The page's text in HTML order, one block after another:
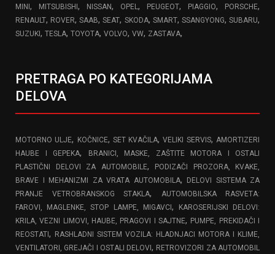
MINI , MITSUBISHI , NISSAN, OPEL, PEUGEOT, PIAGGIO, PORSCHE,
RENAULT, ROVER,SAAB,SEAT, SKODA, SMART, SSANGYONG,SUBARU,
SUZUKI , TESLA, TOYOTA, VOLVO, VW, ZASTAVA,
PRETRAGA PO KATEGORIJAMA
DELOVA
MOTORNO ULJE, KOČNICE, SET KVAČILA,VELIKI SERVIS,AMORTIZERI
HAUBE I GEPEKA,
BRANICI, MASKE, ZAŠTITE MOTORA I OSTALI
PLASTIČNI DELOVI ZA AUTOMOBILE,
PODIZAČI PROZORA, KVAKE,
BRAVE I MEHANIZMI ZA VRATA AUTOMOBILA,
DELOVI SISTEMA ZA
PRANJE VETROBRANSKOG STAKLA,
AUTOMOBILSKA RASVETA:
FAROVI, MAGLENKE, STOP LAMPE, MIGAVCI ,
KAROSERIJSKI DELOVI:
KRILA, VEZNI LIMOVI, HAUBE, PRAGOVI I SAJTNE, PUMPE, PREKIDAČI I
REOSTATI ,
RASHLADNI SISTEM VOZILA: HLADNJACI MOTORA I KLIME,
VENTILATORI, GREJAČI I OSTALI DELOVI, RETROVIZORI ZA AUTOMOBIL